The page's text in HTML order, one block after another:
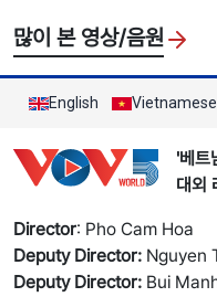
많이 본 영상/음원
English Vietnamese
'베트
대외
Director: Pho Cam Hoa
Deputy Director: Nguyen
Deputy Director: Bui